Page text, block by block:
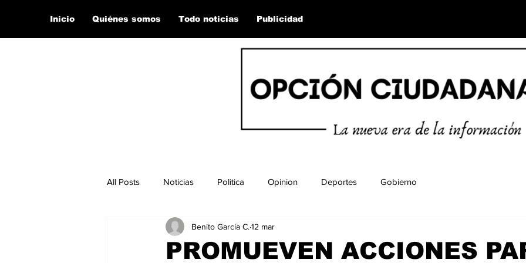
Inicio Quiénes somos Todo noticias Publicidad
All Posts Noticias Politica Opinion Deportes Gobierno
PROMUEVEN ACCIONES
Benito García C. 12 mar